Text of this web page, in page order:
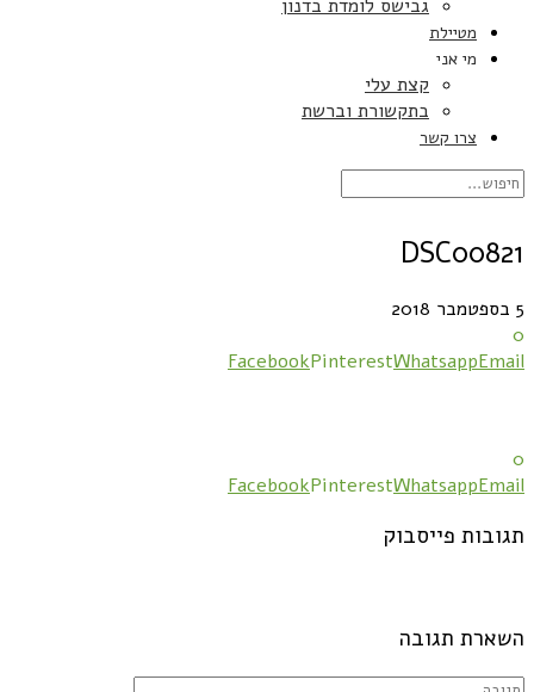
גבישס לומדת בדנון
מטיילת
מי אני
קצת עלי
בתקשורת וברשת
צרו קשר
DSC00821
5 בספטמבר 2018
0
FacebookPinterestWhatsappEmail
0
FacebookPinterestWhatsappEmail
תגובות פייסבוק
השארת תגובה